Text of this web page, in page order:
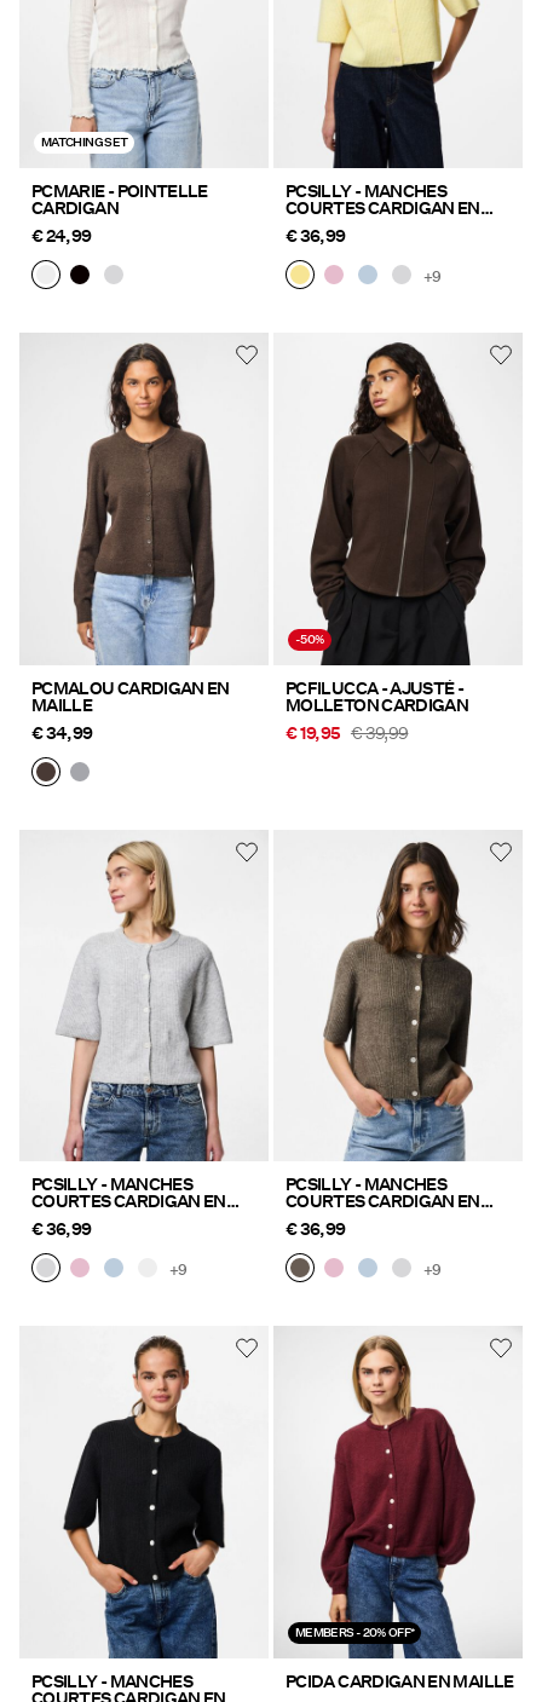
MATCHING SET
PCMARIE - POINTELLE
CARDIGAN
€ 24,99
PCSILLY - MANCHES
COURTES CARDIGAN EN
MAILLE
€ 36,99
+9
PCMALOU CARDIGAN EN
MAILLE
€ 34,99
-50%
PCFILUCCA - AJUSTÉ -
MOLLETON CARDIGAN
€ 19,95 € 39,99
PCSILLY - MANCHES
COURTES CARDIGAN EN
MAILLE
€ 36,99
+9
PCSILLY - MANCHES
COURTES CARDIGAN EN
MAILLE
€ 36,99
+9
PCSILLY - MANCHES
MEMBERS - 20% OFF*
PCIDA CARDIGAN EN MAILLE